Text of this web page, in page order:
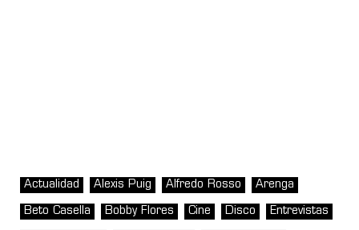
Actualidad Alexis Puig Alfredo Rosso Arenga
Beto Casella Bobby Flores Cine Disco Entrevistas